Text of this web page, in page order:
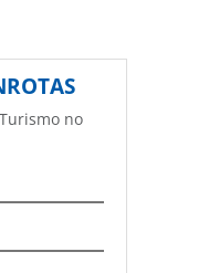
no